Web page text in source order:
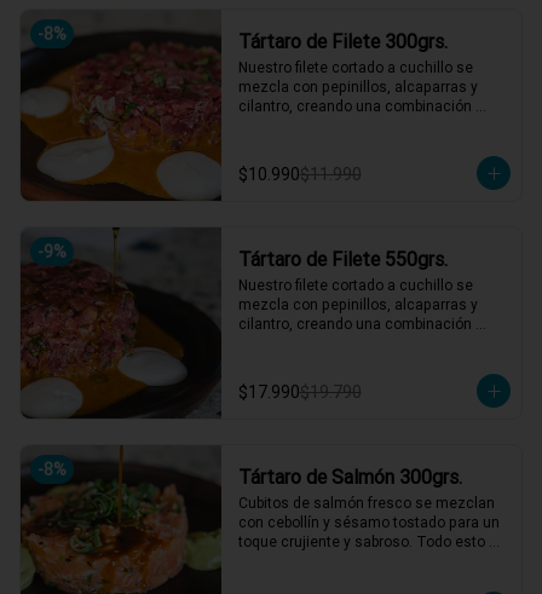
*El peso neto corresponde al producto
en su presentación completa, salsas o
acompañamientos incluidos.
-8% Tártaro de Filete 300grs.
Nuestro filete cortado a cuchillo se
mezcla con pepinillos, alcaparras y
cilantro, creando una combinación
que eleva cada bocado. ¡Un clásico
reinventado que te hará volver por más!
*El peso neto corresponde al producto
en su presentación completa, salsas o
acompañamientos incluidos.
$10.990$11.990
-9% Tártaro de Filete 550grs.
Nuestro filete cortado a cuchillo se
mezcla con pepinillos, alcaparras y
cilantro, creando una combinación
que eleva cada bocado. ¡Un clásico
reinventado que te hará volver por más!
*El peso neto corresponde al producto
en su presentación completa, salsas o
acompañamientos incluidos.
$17.990$19.790
-8% Tártaro de Salmón 300grs.
Cubitos de salmón fresco se mezclan
con cebollín y sésamo tostado para un
toque crujiente y sabroso. Todo esto